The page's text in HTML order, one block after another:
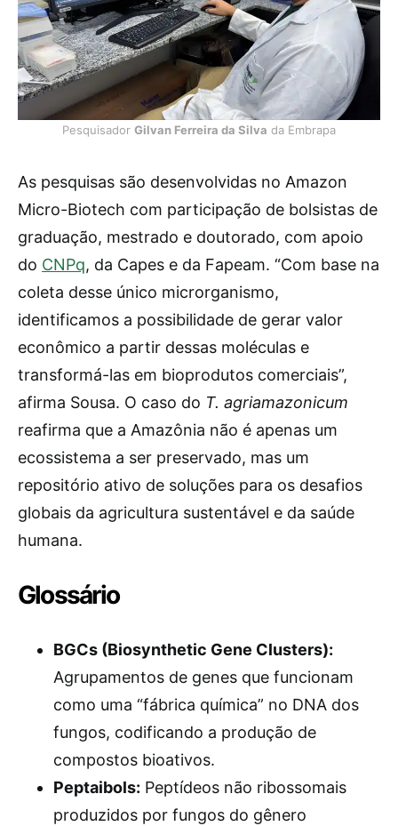
Pesquisador Gilvan Ferreira da Silva da Embrapa
As pesquisas são desenvolvidas no Amazon
Micro-Biotech com participação de bolsistas de
graduação, mestrado e doutorado, com apoio
do CNPq, da Capes e da Fapeam. “Com base na
coleta desse único microrganismo,
identificamos a possibilidade de gerar valor
econômico a partir dessas moléculas e
transformá-las em bioprodutos comerciais”,
afirma Sousa. O caso do T. agriamazonicum
reafirma que a Amazônia não é apenas um
ecossistema a ser preservado, mas um
repositório ativo de soluções para os desafios
globais da agricultura sustentável e da saúde
humana.
Glossário
BGCs (Biosynthetic Gene Clusters):
Agrupamentos de genes que funcionam
como uma “fábrica química” no DNA dos
fungos, codificando a produção de
compostos bioativos.
Peptaibols: Peptídeos não ribossomais
produzidos por fungos do gênero